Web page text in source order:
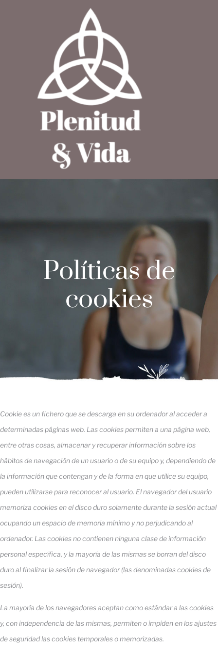
Políticas de
cookies
Cookie es un fichero que se descarga en su ordenador al acceder a
determinadas páginas web. Las cookies permiten a una página web,
entre otras cosas, almacenar y recuperar información sobre los
hábitos de navegación de un usuario o de su equipo y, dependiendo de
la información que contengan y de la forma en que utilice su equipo,
pueden utilizarse para reconocer al usuario. El navegador del usuario
memoriza cookies en el disco duro solamente durante la sesión actual
ocupando un espacio de memoria mínimo y no perjudicando al
ordenador. Las cookies no contienen ninguna clase de información
personal específica, y la mayoría de las mismas se borran del disco
duro al finalizar la sesión de navegador (las denominadas cookies de
sesión).
La mayoría de los navegadores aceptan como estándar a las cookies
y, con independencia de las mismas, permiten o impiden en los ajustes
de seguridad las cookies temporales o memorizadas.